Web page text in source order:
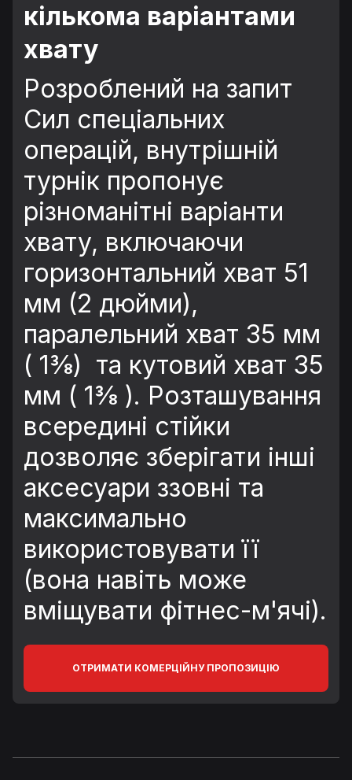
кількома варіантами
хвату
Розроблений на запит
Сил спеціальних
операцій, внутрішній
турнік пропонує
різноманітні варіанти
хвату, включаючи
горизонтальний хват 51
мм (2 дюйми),
паралельний хват 35 мм
( 1⅜) та кутовий хват 35
мм ( 1⅜ ). Розташування
всередині стійки
дозволяє зберігати інші
аксесуари ззовні та
максимально
використовувати її
(вона навіть може
вміщувати фітнес-м'ячі).
ОТРИМАТИ КОМЕРЦІЙНУ ПРОПОЗИЦІЮ